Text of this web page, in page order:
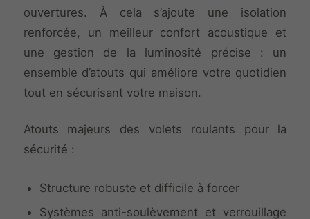
ouvertures. À cela s’ajoute une isolation
renforcée, un meilleur confort acoustique et
une gestion de la luminosité précise : un
ensemble d’atouts qui améliore votre quotidien
tout en sécurisant votre maison.
Atouts majeurs des volets roulants pour la
sécurité :
Structure robuste et difficile à forcer
Systèmes anti-soulèvement et verrouillage